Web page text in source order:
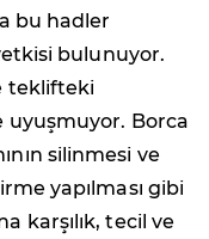
bu hadler
bulunuyor.
teklifteki
Borca
silinmesi ve
yapılması gibi
karşılık, tecil ve